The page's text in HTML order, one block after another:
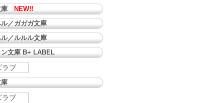
庫
NEW!!
／ガガガ文庫
／ルルル文庫
ン文庫 B+ LABEL
ラブ
ラブ